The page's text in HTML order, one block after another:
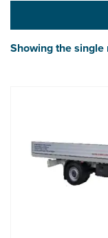
Showing the single